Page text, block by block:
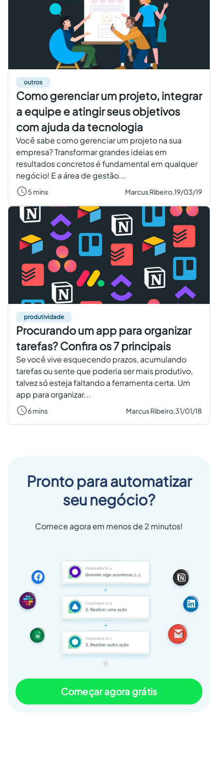
outros
Como gerenciar um projeto, integrar
a equipe e atingir seus objetivos
com ajuda da tecnologia
Você sabe como gerenciar um projeto na sua
empresa? Transformar grandes ideias em
resultados concretos é fundamental em qualquer
negócio! E a área de gestão...
5 mins Marcus Ribeiro,19/03/19
produtividade
Procurando um app para organizar
tarefas? Confira os 7 principais
Se você vive esquecendo prazos, acumulando
tarefas ou sente que poderia ser mais produtivo,
talvez só esteja faltando a ferramenta certa. Um
app para organizar...
6 mins Marcus Ribeiro,31/01/18
Pronto para automatizar
seu negócio?
Comece agora em menos de 2 minutos!
Começar agora grátis